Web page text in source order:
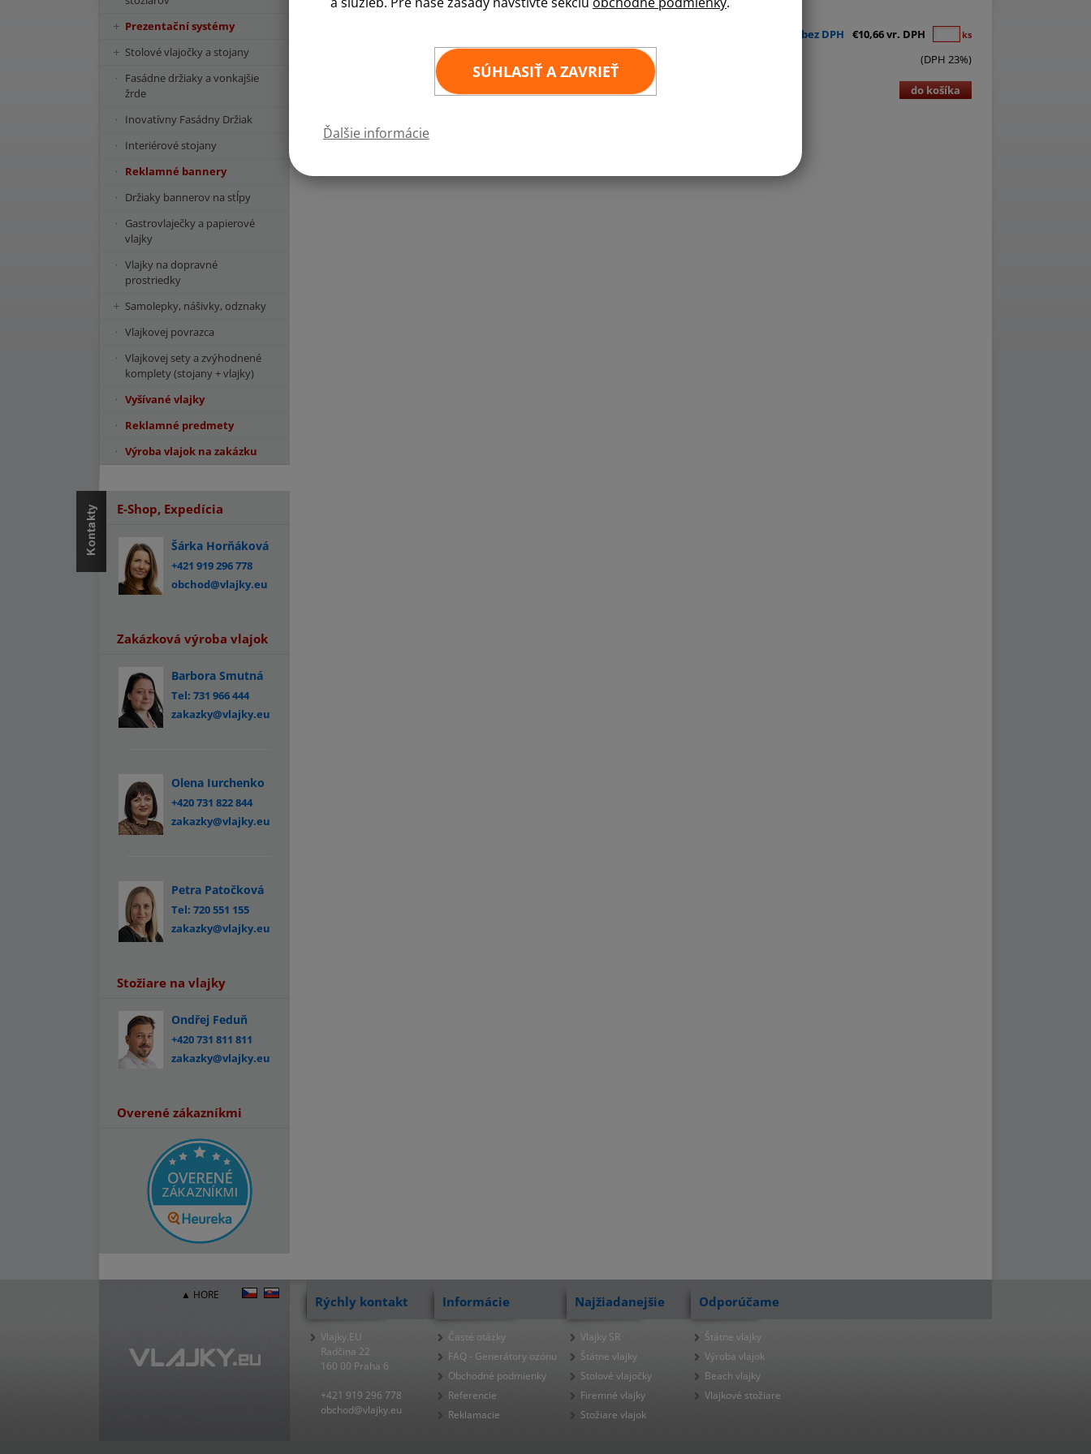
SÚHLASIŤ A ZAVRIEŤ
Ďalšie informácie
€8,67 bez DPH €10,66 vr. DPH ks
(DPH 23%)
do košíka
Prezentační systémy
Stolové vlajočky a stojany
Fasádne držiaky a vonkajšie
žrde
Inovatívny Fasádny Držiak
Interiérové stojany
Reklamné bannery
Držiaky bannerov na stĺpy
Gastrovlaječky a papierové
vlajky
Vlajky na dopravné
prostriedky
Samolepky, nášivky, odznaky
Vlajkovej povrazca
Vlajkovej sety a zvýhodnené
komplety (stojany + vlajky)
Vyšívané vlajky
Reklamné predmety
Výroba vlajok na zakázku
E-Shop, Expedícia
Šárka Horňáková
+421 919 296 778
obchod@vlajky.eu
Zakázková výroba vlajok
Barbora Smutná
Tel: 731 966 444
zakazky@vlajky.eu
Olena Iurchenko
+420 731 822 844
zakazky@vlajky.eu
Petra Patočková
Tel: 720 551 155
zakazky@vlajky.eu
Stožiare na vlajky
Ondřej Feduň
+420 731 811 811
zakazky@vlajky.eu
Overené zákazníkmi
▲ HORE Rýchly kontakt
Vlajky.EU
Radčina 22
160 00 Praha 6
+421 919 296 778
obchod@vlajky.eu
Informácie
Časté otázky
FAQ - Generátory ozónu
Obchodné podmienky
Referencie
Reklamacie
Najžiadanejšie
Vlajky SR
Štátne vlajky
Stolové vlajočky
Firemné vlajky
Stožiare vlajok
Odporúčame
Štátne vlajky
Výroba vlajok
Beach vlajky
Vlajkové stožiare